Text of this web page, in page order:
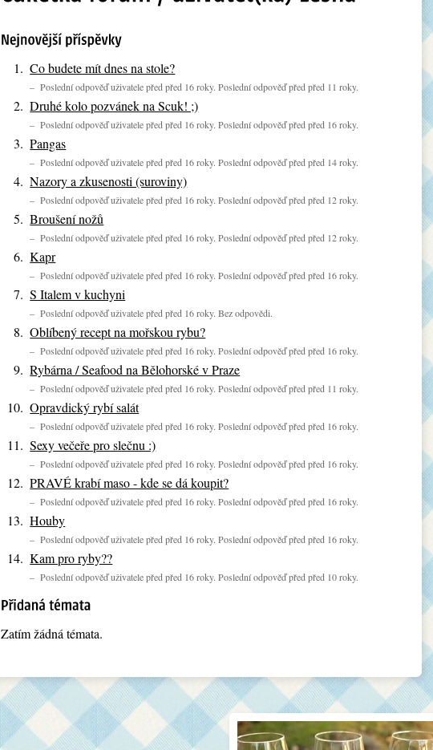
Co budete mít dnes na stole?
– Poslední odpověď uživatele před před 16 roky. Poslední odpověď před před 11 roky.
Druhé kolo pozvánek na Scuk! ;)
– Poslední odpověď uživatele před před 16 roky. Poslední odpověď před před 16 roky.
Pangas
– Poslední odpověď uživatele před před 16 roky. Poslední odpověď před před 14 roky.
Nazory a zkusenosti (suroviny)
– Poslední odpověď uživatele před před 16 roky. Poslední odpověď před před 12 roky.
Broušení nožů
– Poslední odpověď uživatele před před 16 roky. Poslední odpověď před před 12 roky.
Kapr
– Poslední odpověď uživatele před před 16 roky. Poslední odpověď před před 16 roky.
S Italem v kuchyni
– Poslední odpověď uživatele před před 16 roky. Bez odpovědi.
Oblíbený recept na mořskou rybu?
– Poslední odpověď uživatele před před 16 roky. Poslední odpověď před před 16 roky.
Rybárna / Seafood na Bělohorské v Praze
– Poslední odpověď uživatele před před 16 roky. Poslední odpověď před před 11 roky.
Opravdický rybí salát
– Poslední odpověď uživatele před před 16 roky. Poslední odpověď před před 16 roky.
Sexy večeře pro slečnu :)
– Poslední odpověď uživatele před před 16 roky. Poslední odpověď před před 16 roky.
PRAVÉ krabí maso - kde se dá koupit?
– Poslední odpověď uživatele před před 16 roky. Poslední odpověď před před 16 roky.
Houby
– Poslední odpověď uživatele před před 16 roky. Poslední odpověď před před 16 roky.
Kam pro ryby??
– Poslední odpověď uživatele před před 16 roky. Poslední odpověď před před 10 roky.
Zatím žádná témata.